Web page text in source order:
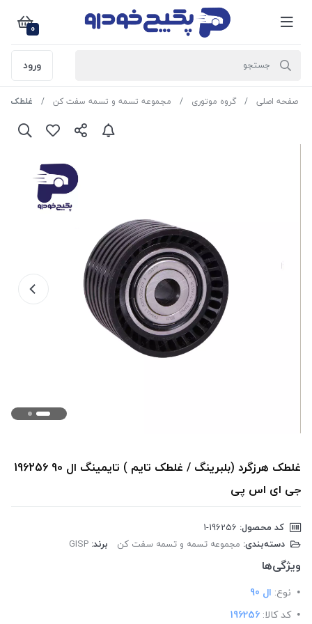
0
ورود
صفحه اصلی گروه موتوری مجموعه تسمه و تسمه سفت کن غلطک
غلطک هرزگرد (بلبرینگ / غلطک تایم ) تایمینگ ال 90 196256
جی ای اس پی
کد محصول:
دسته‌بندی: مجموعه تسمه و تسمه سفت کن برند: GISP
ویژگی‌ها
نوع: ال 90
کد کالا: 196256